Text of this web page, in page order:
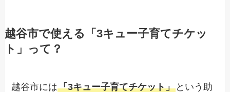
越谷市で使える「3キュー子育てチケッ
ト」って？
越谷市には「3キュー子育てチケット」 という助